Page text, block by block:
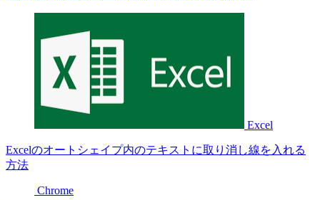
Excel
Excelのオートシェイプ内のテキストに取り消し線を入れる
方法
Chrome